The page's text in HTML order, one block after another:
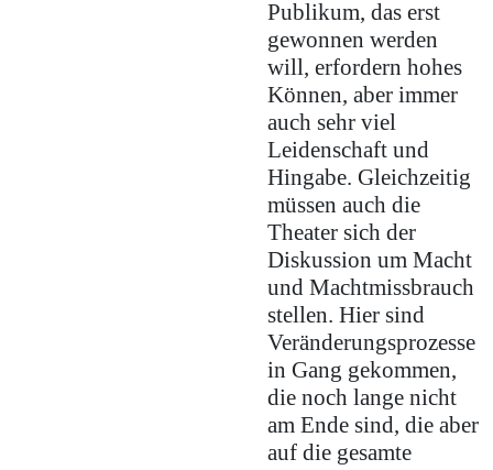
Publikum, das erst
gewonnen werden
will, erfordern hohes
Können, aber immer
auch sehr viel
Leidenschaft und
Hingabe. Gleichzeitig
müssen auch die
Theater sich der
Diskussion um Macht
und Machtmissbrauch
stellen. Hier sind
Veränderungsprozesse
in Gang gekommen,
die noch lange nicht
am Ende sind, die aber
auf die gesamte